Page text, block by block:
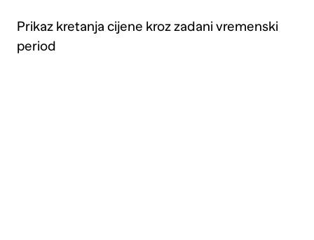
Prikaz kretanja cijene kroz zadani vremenski
period